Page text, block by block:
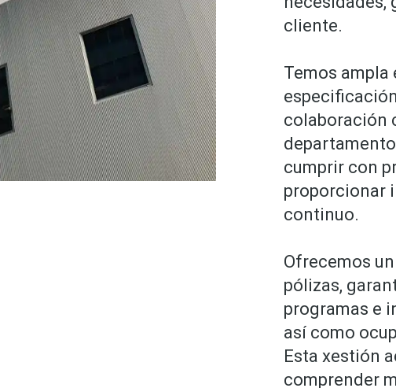
cliente.
Temos
colaboración
cumprir con
proporcionar
continuo.
Ofrecemos
pólizas,
programas e
así como
Esta xestión
comprender